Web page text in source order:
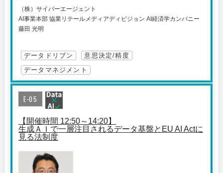
（株）サイバーエージェント
AI事業本部 協業リテールメディアディビジョン AI経済学カンパニー
藤田 光明
データドリブン
意思決定/精度
データマネジメント
E-05
【開催時間 12:50～14:20】
生成ＡＩで一層注目されるデータ基盤とEU AI Actに
見る法制度